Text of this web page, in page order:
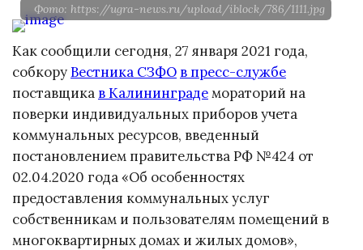
Фото: https://ugra-news.ru/upload/iblock/786/1111.jpg
Как сообщили сегодня, 27 января 2021 года,
собкоруВестника СЗФО в пресс-службе
поставщика в Калининградемораторий на
поверки индивидуальных приборов учета
коммунальных ресурсов, введенный
постановлением правительства РФ №424 от
02.04.2020 года «Об особенностях
предоставления коммунальных услуг
собственникам и пользователям помещений в
многоквартирных домах и жилых домов»,